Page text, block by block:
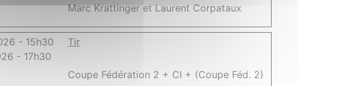
Marc Krattinger et Laurent Corpataux
- 15h30
- 17h30
Tir
Coupe Fédération 2 + CI + (Coupe Féd. 2)